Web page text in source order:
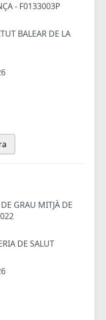
- F0133003P
BALEAR DE LA
GRAU MITJÀ DE
DE SALUT